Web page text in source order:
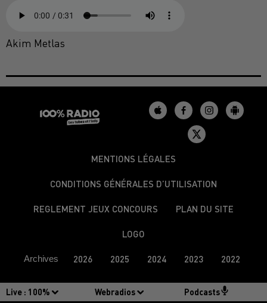
Live : 100% Webradios Podcasts
Akim Metlas
MENTIONS LÉGALES
CONDITIONS GÉNÉRALES D’UTILISATION
REGLEMENT JEUX CONCOURS PLAN DU SITE
LOGO
Archives 2026 2025 2024 2023 2022